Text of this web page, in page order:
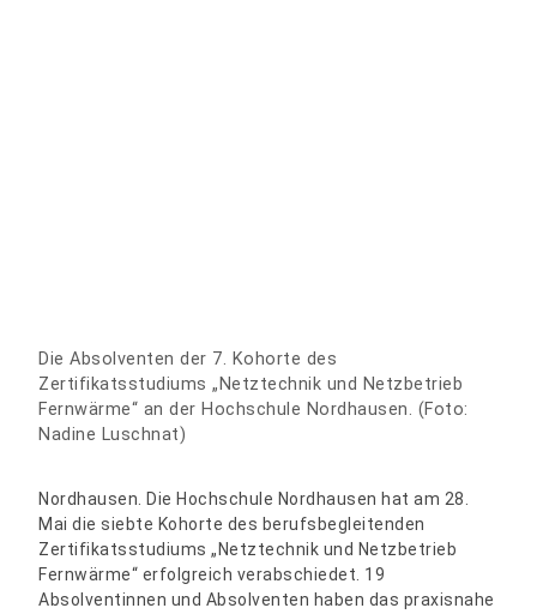
Die Absolventen der 7. Kohorte des
Zertifikatsstudiums „Netztechnik und Netzbetrieb
Fernwärme“ an der Hochschule Nordhausen. (Foto:
Nadine Luschnat)
Nordhausen. Die Hochschule Nordhausen hat am 28.
Mai die siebte Kohorte des berufsbegleitenden
Zertifikatsstudiums „Netztechnik und Netzbetrieb
Fernwärme“ erfolgreich verabschiedet. 19
Absolventinnen und Absolventen haben das praxisnahe